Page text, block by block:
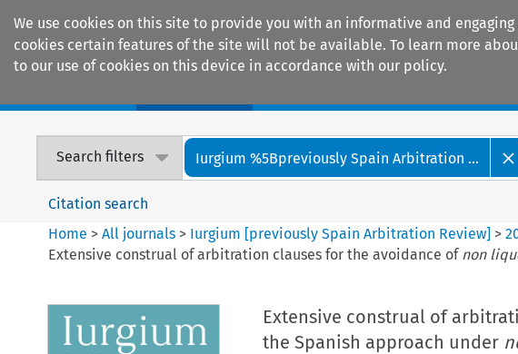
We use cookies on this site to provide you with an informative and
cookies certain features of the site will not be available. To learn more
to our use of cookies on this device in accordance with our policy.
Search filters Iurgium %5Bpreviously Spain Arbitration ...
Citation search
Home >All journals > Iurgium [previously Spain Arbitration Review] >
Extensive construal of arbitration clauses for the avoidance of non
Extensive construal of
the Spanish approach under